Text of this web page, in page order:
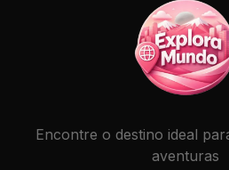
Encontre o destino ideal
aventuras